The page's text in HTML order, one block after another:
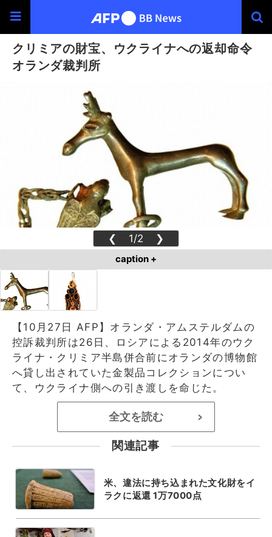
クリミアの財宝、ウクライナへの返却命令
オランダ裁判所
❮ 1/2 ❯
caption +
【10月27日 AFP】オランダ・アムステルダムの
控訴裁判所は26日、ロシアによる2014年のウク
ライナ・クリミア半島併合前にオランダの博物館
へ貸し出されていた金製品コレクションについ
て、ウクライナ側への引き渡しを命じた。
全文を読む >
関連記事
米、違法に持ち込まれた文化財をイ
ラクに返還 1万7000点